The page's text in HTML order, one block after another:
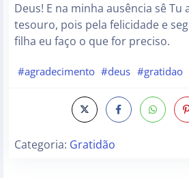
Deus! E na minha ausência sê
tesouro, pois pela felicidade e
filha eu faço o que for preciso.
#agradecimento #deus #gratidao
Categoria: Gratidão